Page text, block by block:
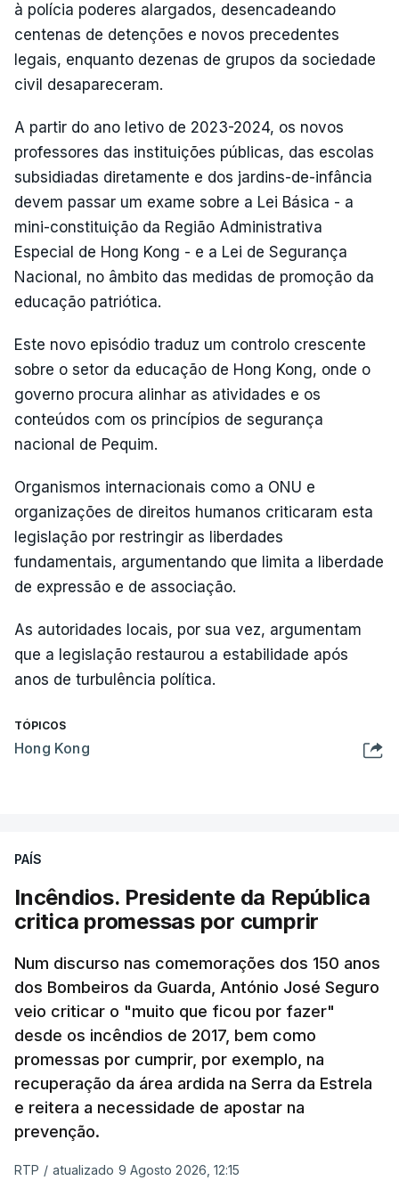
à polícia poderes alargados, desencadeando
centenas de detenções e novos precedentes
legais, enquanto dezenas de grupos da sociedade
civil desapareceram.
A partir do ano letivo de 2023-2024, os novos
professores das instituições públicas, das escolas
subsidiadas diretamente e dos jardins-de-infância
devem passar um exame sobre a Lei Básica - a
mini-constituição da Região Administrativa
Especial de Hong Kong - e a Lei de Segurança
Nacional, no âmbito das medidas de promoção da
educação patriótica.
Este novo episódio traduz um controlo crescente
sobre o setor da educação de Hong Kong, onde o
governo procura alinhar as atividades e os
conteúdos com os princípios de segurança
nacional de Pequim.
Organismos internacionais como a ONU e
organizações de direitos humanos criticaram esta
legislação por restringir as liberdades
fundamentais, argumentando que limita a liberdade
de expressão e de associação.
As autoridades locais, por sua vez, argumentam
que a legislação restaurou a estabilidade após
anos de turbulência política.
TÓPICOS
Hong Kong
PAÍS
Incêndios. Presidente da República
critica promessas por cumprir
Num discurso nas comemorações dos 150 anos
dos Bombeiros da Guarda, António José Seguro
veio criticar o "muito que ficou por fazer"
desde os incêndios de 2017, bem como
promessas por cumprir, por exemplo, na
recuperação da área ardida na Serra da Estrela
e reitera a necessidade de apostar na
prevenção.
RTP / atualizado 9 Agosto 2026, 12:15